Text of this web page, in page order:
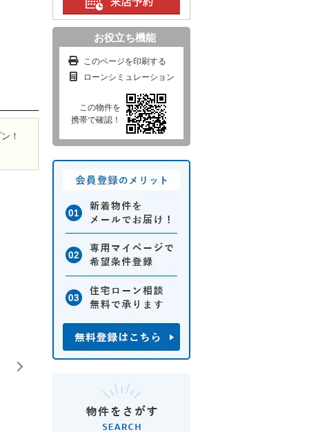
！
お役立ち機能
このページを印刷する
ローンシミュレーション
この物件を
携帯で確認！